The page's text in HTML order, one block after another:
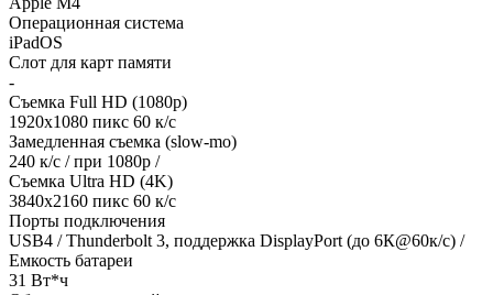
Операционная система
iPadOS
Слот для карт памяти
-
Съемка Full HD (1080p)
1920х1080 пикс 60 к/с
Замедленная съемка (slow-mo)
240 к/с / при 1080р /
Съемка Ultra HD (4K)
3840х2160 пикс 60 к/с
Порты подключения
USB4 / Thunderbolt 3, поддержка DisplayPort (до 6К@60к/с) /
Емкость батареи
31 Вт*ч